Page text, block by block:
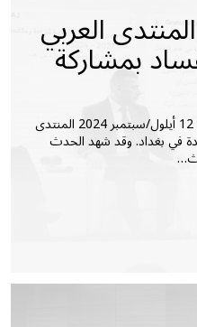
العربي
بمشاركة
استضاف العراق في الفترة من 10 إلى 12 أيلول/سبتمبر 2024 المنتدى
في بغداد. وقد شهد الحدث